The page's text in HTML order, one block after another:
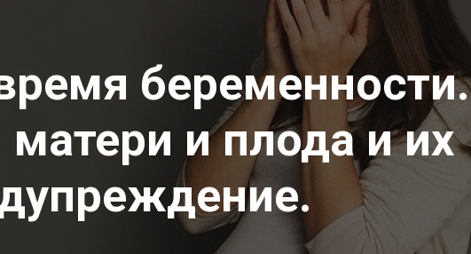
беременности.
и плода и их